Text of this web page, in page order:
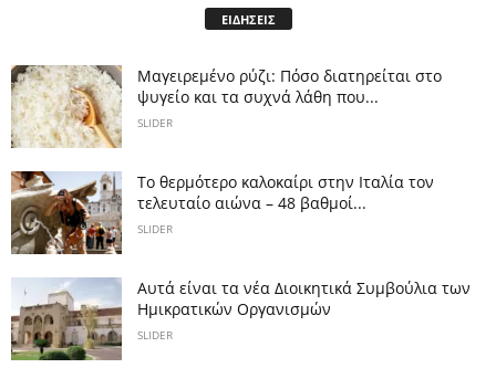
ΕΙΔΗΣΕΙΣ
Μαγειρεμένο ρύζι: Πόσο διατηρείται στο
ψυγείο και τα συχνά λάθη που...
SLIDER
Το θερμότερο καλοκαίρι στην Ιταλία τον
τελευταίο αιώνα – 48 βαθμοί...
SLIDER
Αυτά είναι τα νέα Διοικητικά Συμβούλια των
Ημικρατικών Οργανισμών
SLIDER